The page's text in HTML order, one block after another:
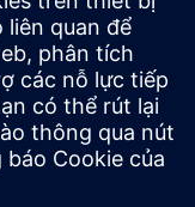
và xác thực
nhau trong hơn
độ tự động hóa
cao hiệu quả,